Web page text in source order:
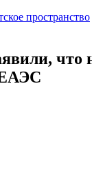
пространство
что